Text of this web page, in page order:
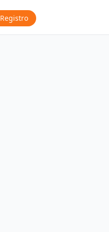
Registro